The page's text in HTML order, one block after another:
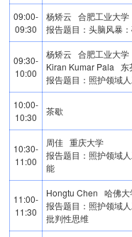
09:00-
09:30
杨矫云 合肥工业大学
报告题目：头脑风暴
09:30-
10:00
杨矫云 合肥工业大学
Kiran Kumar Pala 东
报告题目：照护领域
10:00-
10:30
茶歇
10:30-
11:00
周佳 重庆大学
报告题目：照护领域
能
11:00-
11:30
Hongtu Chen 哈佛大
报告题目：照护领域
批判性思维